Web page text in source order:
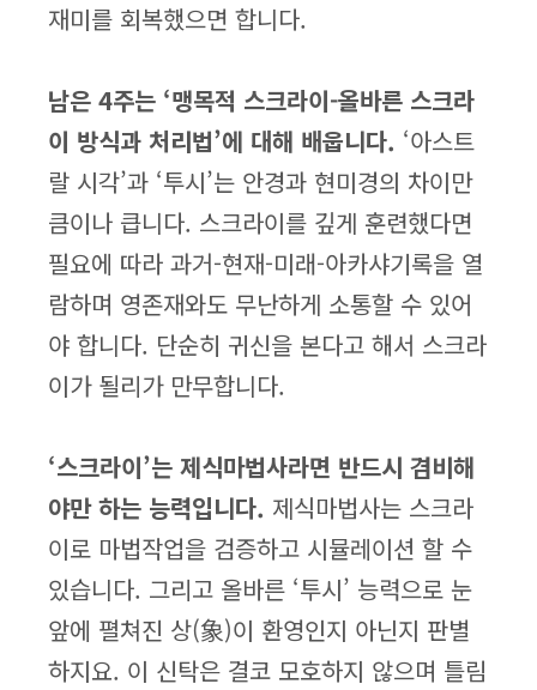
재미를 회복했으면 합니다.
남은 4주는 ‘맹목적 스크라이-올바른 스크라
이 방식과 처리법’에 대해 배웁니다. ‘아스트
랄 시각’과 ‘투시’는 안경과 현미경의 차이만
큼이나 큽니다. 스크라이를 깊게 훈련했다면
필요에 따라 과거-현재-미래-아카샤기록을 열
람하며 영존재와도 무난하게 소통할 수 있어
야 합니다. 단순히 귀신을 본다고 해서 스크라
이가 될리가 만무합니다.
‘스크라이’는 제식마법사라면 반드시 겸비해
야만 하는 능력입니다. 제식마법사는 스크라
이로 마법작업을 검증하고 시뮬레이션 할 수
있습니다. 그리고 올바른 ‘투시’ 능력으로 눈
앞에 펼쳐진 상(象)이 환영인지 아닌지 판별
하지요. 이 신탁은 결코 모호하지 않으며 틀림